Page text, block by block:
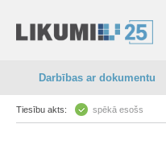
Darbības ar dokumentu
Tiesību akts: spēkā esošs